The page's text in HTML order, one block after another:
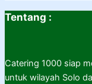
Tentang :
Catering 1000 siap
untuk wilayah Solo